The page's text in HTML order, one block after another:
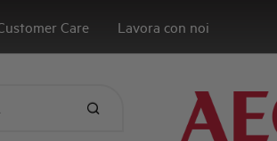
Care Lavora con noi